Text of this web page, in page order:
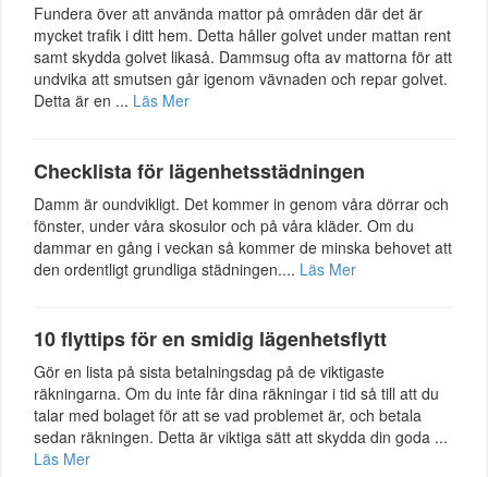
Fundera över att använda mattor på områden där det är
mycket trafik i ditt hem. Detta håller golvet under mattan rent
samt skydda golvet likaså. Dammsug ofta av mattorna för att
undvika att smutsen går igenom vävnaden och repar golvet.
Detta är en ... Läs Mer
Checklista för lägenhetsstädningen
Damm är oundvikligt. Det kommer in genom våra dörrar och
fönster, under våra skosulor och på våra kläder. Om du
dammar en gång i veckan så kommer de minska behovet att
den ordentligt grundliga städningen.... Läs Mer
10 flyttips för en smidig lägenhetsflytt
Gör en lista på sista betalningsdag på de viktigaste
räkningarna. Om du inte får dina räkningar i tid så till att du
talar med bolaget för att se vad problemet är, och betala
sedan räkningen. Detta är viktiga sätt att skydda din goda ...
Läs Mer